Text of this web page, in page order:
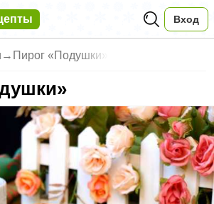
Вход
→ Пирог «Подушки»